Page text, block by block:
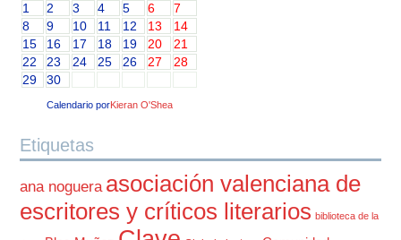
1 2 3 4 5 6
7
8
9 10 11 12 13
14
15
16 17 18 19 20
21
22
23 24 25 26 27
28
29
30
Calendario porKieran O'Shea
Etiquetas
ana noguera asociación valenciana de
escritores y críticos literarios biblioteca de la